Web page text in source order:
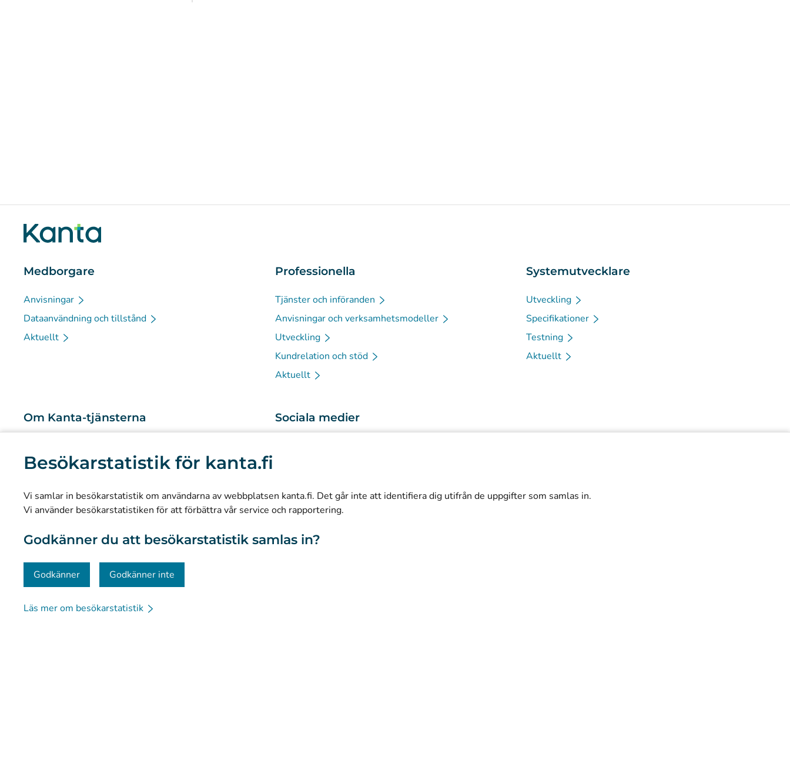
Besökarstatistik för kanta.fi
Vi samlar in besökarstatistik om användarna av webbplatsen kanta.fi. Det går inte att identifiera dig utifrån de uppgifter som samlas in.
Vi använder besökarstatistiken för att förbättra vår service och rapportering.
Godkänner du att besökarstatistik samlas in?
Godkänner Godkänner inte
Läs mer om besökarstatistik
Medborgare
Anvisningar
Dataanvändning och tillstånd
Aktuellt
Professionella
Tjänster och införanden
Anvisningar och verksamhetsmodeller
Utveckling
Kundrelation och stöd
Aktuellt
Systemutvecklare
Utveckling
Specifikationer
Testning
Aktuellt
Om Kanta-tjänsterna
Forskning och kunskapsbaserad ledning
Dataskydd och tillgänglighet
Kommunikation och sociala medier
Sociala medier
© Kanta-Palvelut, Kansaneläkelaitos